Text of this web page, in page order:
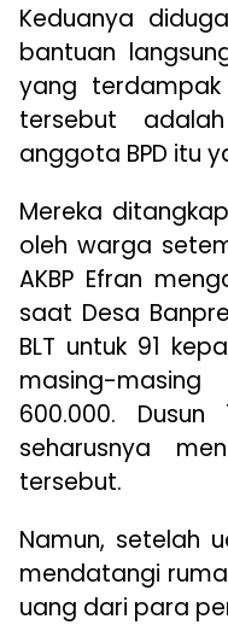
Keduanya
bantuan
yang terdampak
tersebut
anggota BPD itu
Mereka
oleh warga
AKBP Efran
saat Desa
BLT untuk 91
masing-
600.000.
seharusnya
tersebut.
Namun, setelah
mendatangi
uang dari para